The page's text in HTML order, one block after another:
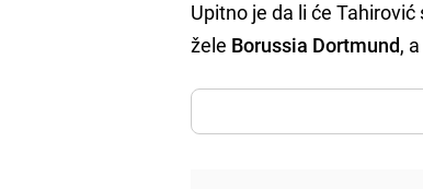
Upitno je da li će
žele Borussia Dortmund,